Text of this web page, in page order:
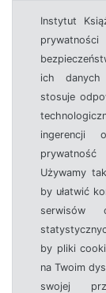
Instytut
ich
stosuje
ingerencji
Używamy
by ułatwić
by pliki
na Twoim
swojej